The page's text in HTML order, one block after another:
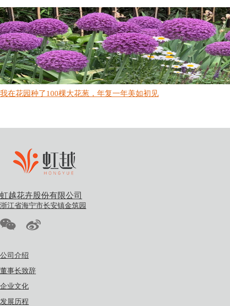
我在花园种了100棵大花葱，年复一年美如初见
虹越花卉股份有限公司
浙江省海宁市长安镇金筑园
公司介绍
董事长致辞
企业文化
发展历程